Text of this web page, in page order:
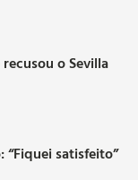
o Sevilla
satisfeito”